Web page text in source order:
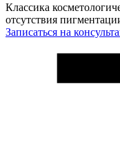
Классика
отсутствия
Записаться на